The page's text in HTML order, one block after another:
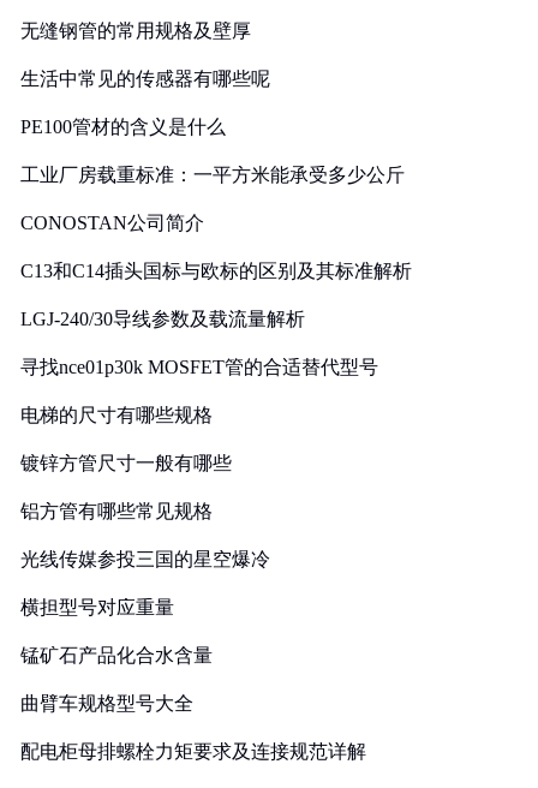
无缝钢管的常用规格及壁厚
生活中常见的传感器有哪些呢
PE100管材的含义是什么
工业厂房载重标准：一平方米能承受多少公斤
CONOSTAN公司简介
C13和C14插头国标与欧标的区别及其标准解析
LGJ-240/30导线参数及载流量解析
寻找nce01p30k MOSFET管的合适替代型号
电梯的尺寸有哪些规格
镀锌方管尺寸一般有哪些
铝方管有哪些常见规格
光线传媒参投三国的星空爆冷
横担型号对应重量
锰矿石产品化合水含量
曲臂车规格型号大全
配电柜母排螺栓力矩要求及连接规范详解